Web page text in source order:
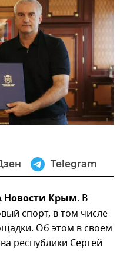
Telegram
Новости Крым. В
спорт, в том числе
Об этом в своем
республики Сергей